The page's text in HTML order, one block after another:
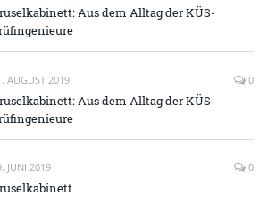
Aus dem Alltag der KÜS-
AUGUST 2019 0
Aus dem Alltag der KÜS-
JUNI 2019 0